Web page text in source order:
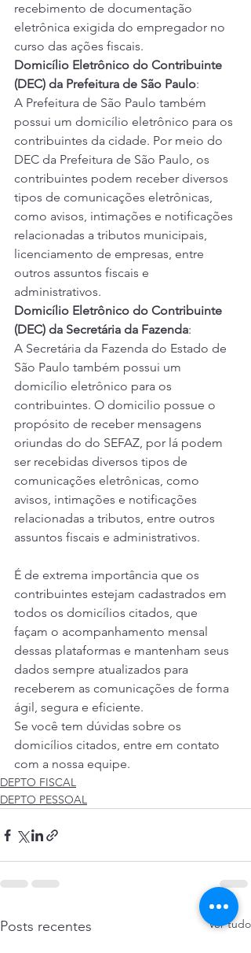
recebimento de documentação
eletrônica exigida do empregador no
curso das ações fiscais.
Domicílio Eletrônico do Contribuinte
(DEC) da Prefeitura de São Paulo:
A Prefeitura de São Paulo também
possui um domicílio eletrônico para os
contribuintes da cidade. Por meio do
DEC da Prefeitura de São Paulo, os
contribuintes podem receber diversos
tipos de comunicações eletrônicas,
como avisos, intimações e notificações
relacionadas a tributos municipais,
licenciamento de empresas, entre
outros assuntos fiscais e
administrativos.
Domicílio Eletrônico do Contribuinte
(DEC) da Secretária da Fazenda:
A Secretária da Fazenda do Estado de
São Paulo também possui um
domicílio eletrônico para os
contribuintes. O domicilio possue o
propósito de receber mensagens
oriundas do do SEFAZ, por lá podem
ser recebidas diversos tipos de
comunicações eletrônicas, como
avisos, intimações e notificações
relacionadas a tributos, entre outros
assuntos fiscais e administrativos.
É de extrema importância que os
contribuintes estejam cadastrados em
todos os domicílios citados, que
façam o acompanhamento mensal
dessas plataformas e mantenham seus
dados sempre atualizados para
receberem as comunicações de forma
ágil, segura e eficiente.
Se você tem dúvidas sobre os
domicílios citados, entre em contato
com a nossa equipe.
DEPTO FISCAL
DEPTO PESSOAL
Posts recentes Ver tudo